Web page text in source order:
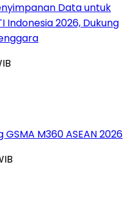
Data untuk
Indonesia 2026, Dukung
M360 ASEAN 2026